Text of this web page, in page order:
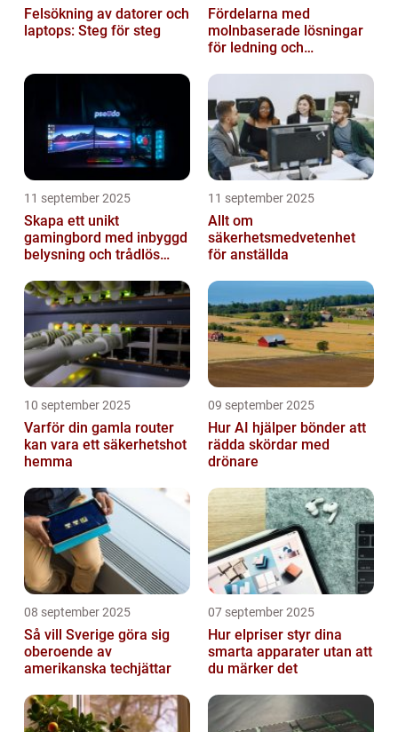
Felsökning av datorer och
laptops: Steg för steg
Fördelarna med
molnbaserade lösningar
för ledning och
11 september 2025
Skapa ett unikt
gamingbord med inbyggd
belysning och trådlös
11 september 2025
Allt om
säkerhetsmedvetenhet
för anställda
10 september 2025
Varför din gamla router
kan vara ett säkerhetshot
hemma
09 september 2025
Hur AI hjälper bönder att
rädda skördar med
drönare
08 september 2025
Så vill Sverige göra sig
oberoende av
amerikanska techjättar
07 september 2025
Hur elpriser styr dina
smarta apparater utan att
du märker det